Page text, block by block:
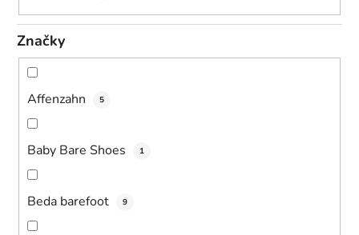
Značky
Affenzahn 5
Baby Bare Shoes 1
Beda barefoot 9